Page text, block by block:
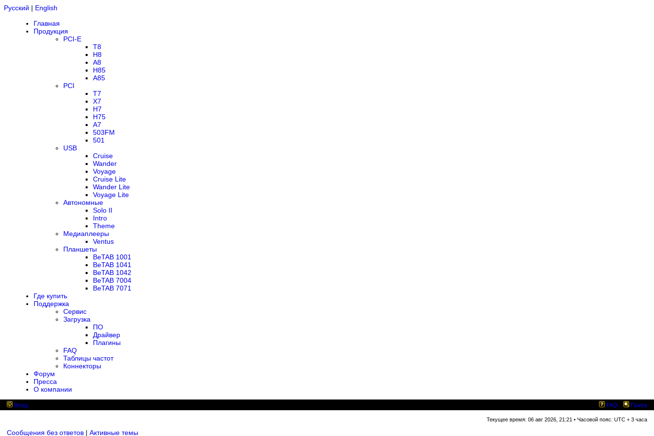
Русский | English
Главная
Продукция
PCI-E
T8
H8
A8
H85
A85
PCI
T7
X7
H7
H75
A7
503FM
501
USB
Cruise
Wander
Voyage
Cruise Lite
Wander Lite
Voyage Lite
Автономные
Solo II
Intro
Theme
Медиаплееры
Ventus
Планшеты
BeTAB 1001
BeTAB 1041
BeTAB 1042
BeTAB 7004
BeTAB 7071
Где купить
Поддержка
Сервис
Загрузка
ПО
Драйвер
Плагины
FAQ
Таблицы частот
Коннекторы
Форум
Пресса
О компании
Вход FAQ Поиск
Текущее время: 06 авг 2026, 21:21 • Часовой пояс: UTC + 3 часа
Сообщения без ответов | Активные темы